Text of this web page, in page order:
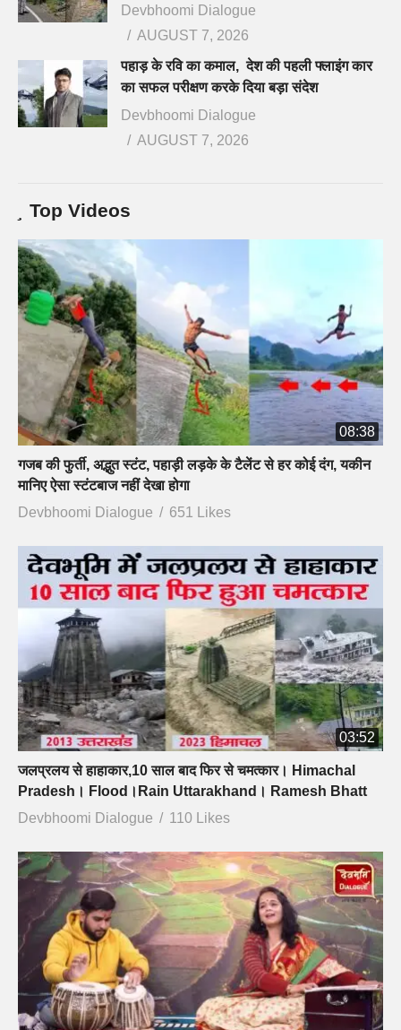
Devbhoomi Dialogue
AUGUST 7, 2026
पहाड़ के रवि का कमाल, देश की पहली फ्लाइंग कार
का सफल परीक्षण करके दिया बड़ा संदेश
Devbhoomi Dialogue
AUGUST 7, 2026
Top Videos
08:38
गजब की फुर्ती, अद्भुत स्टंट, पहाड़ी लड़के के टैलेंट से हर कोई दंग, यकीन
मानिए ऐसा स्टंटबाज नहीं देखा होगा
Devbhoomi Dialogue
651 Likes
03:52
जलप्रलय से हाहाकार,10 साल बाद फिर से चमत्कार। Himachal
Pradesh। Flood।Rain Uttarakhand। Ramesh Bhatt
Devbhoomi Dialogue
110 Likes